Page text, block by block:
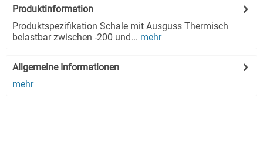
Produktinformation
Produktspezifikation Schale mit Ausguss Thermisch
belastbar zwischen -200 und... mehr
Allgemeine Informationen
mehr